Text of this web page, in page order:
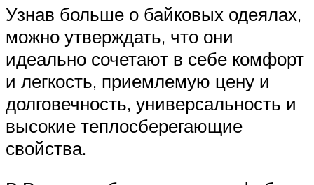
Узнав больше о байковых одеялах,
можно утверждать, что они
идеально сочетают в себе комфорт
и легкость, приемлемую цену и
долговечность, универсальность и
высокие теплосберегающие
свойства.